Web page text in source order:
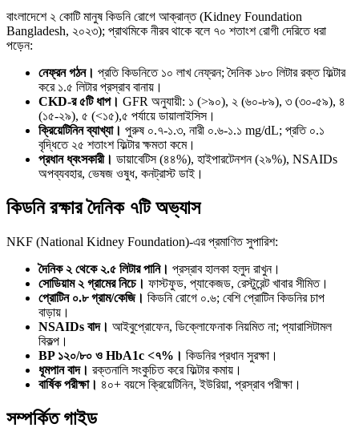
বাংলাদেশে ২ কোটি মানুষ কিডনি রোগে আক্রান্ত (Kidney Foundation
Bangladesh, ২০২৩); প্রাথমিকে নীরব থাকে বলে ৭০ শতাংশ রোগী দেরিতে ধরা
পড়েন:
নেফ্রন গঠন। প্রতি কিডনিতে ১০ লাখ নেফ্রন; দৈনিক ১৮০ লিটার রক্ত ফিল্টার
করে ১.৫ লিটার প্রস্রাব বানায়।
CKD-র ৫টি ধাপ। GFR অনুযায়ী: ১ (>৯০), ২ (৬০-৮৯), ৩ (৩০-৫৯), ৪
(১৫-২৯), ৫ (<১৫),৫ পর্যায়ে ডায়ালাইসিস।
ক্রিয়েটিনিন ব্যাখ্যা। পুরুষ ০.৭-১.৩, নারী ০.৬-১.১ mg/dL; প্রতি ০.১
বৃদ্ধিতে ২৫ শতাংশ ফিল্টার ক্ষমতা কমে।
প্রধান ধ্বংসকারী। ডায়াবেটিস (৪৪%), হাইপারটেনশন (২৯%), NSAIDs
অপব্যবহার, ভেষজ ওষুধ, কনট্রাস্ট ডাই।
কিডনি রক্ষার দৈনিক ৭টি অভ্যাস
NKF (National Kidney Foundation)-এর প্রমাণিত সুপারিশ:
দৈনিক ২ থেকে ২.৫ লিটার পানি। প্রস্রাব হালকা হলুদ রাখুন।
সোডিয়াম ২ গ্রামের নিচে। ফাস্টফুড, প্যাকেজড, রেস্টুরেন্ট খাবার সীমিত।
প্রোটিন ০.৮ গ্রাম/কেজি। কিডনি রোগে ০.৬; বেশি প্রোটিন কিডনির চাপ
বাড়ায়।
NSAIDs বাদ। আইবুপ্রোফেন, ডিক্লোফেনাক নিয়মিত না; প্যারাসিটামল
বিকল্প।
BP ১২০/৮০ ও HbA1c <৭%। কিডনির প্রধান সুরক্ষা।
ধূমপান বাদ। রক্তনালি সংকুচিত করে ফিল্টার কমায়।
বার্ষিক পরীক্ষা। ৪০+ বয়সে ক্রিয়েটিনিন, ইউরিয়া, প্রস্রাব পরীক্ষা।
সম্পর্কিত গাইড